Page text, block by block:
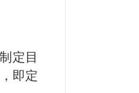
定目
即定